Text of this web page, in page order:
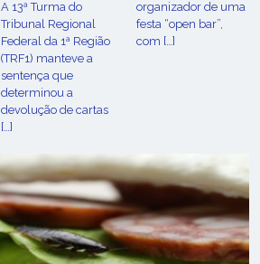
A 13ª Turma do
Tribunal Regional
Federal da 1ª Região
(TRF1) manteve a
sentença que
determinou a
devolução de cartas
[…]
organizador de uma
festa “open bar”,
com […]